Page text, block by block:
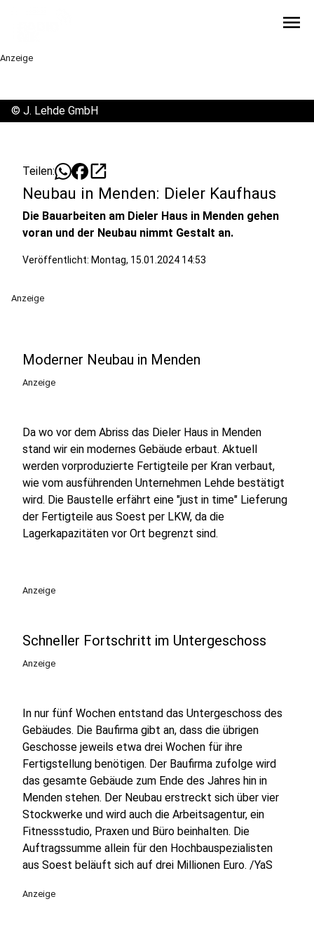
menu
Anzeige
© J. Lehde GmbH
Teilen: open_in_new
Neubau in Menden: Dieler Kaufhaus
Die Bauarbeiten am Dieler Haus in Menden gehen
voran und der Neubau nimmt Gestalt an.
Veröffentlicht: Montag, 15.01.2024 14:53
Anzeige
Moderner Neubau in Menden
Anzeige
Da wo vor dem Abriss das Dieler Haus in Menden
stand wir ein modernes Gebäude erbaut. Aktuell
werden vorproduzierte Fertigteile per Kran verbaut,
wie vom ausführenden Unternehmen Lehde bestätigt
wird. Die Baustelle erfährt eine "just in time" Lieferung
der Fertigteile aus Soest per LKW, da die
Lagerkapazitäten vor Ort begrenzt sind.
Anzeige
Schneller Fortschritt im Untergeschoss
Anzeige
In nur fünf Wochen entstand das Untergeschoss des
Gebäudes. Die Baufirma gibt an, dass die übrigen
Geschosse jeweils etwa drei Wochen für ihre
Fertigstellung benötigen. Der Baufirma zufolge wird
das gesamte Gebäude zum Ende des Jahres hin in
Menden stehen. Der Neubau erstreckt sich über vier
Stockwerke und wird auch die Arbeitsagentur, ein
Fitnessstudio, Praxen und Büro beinhalten. Die
Auftragssumme allein für den Hochbauspezialisten
aus Soest beläuft sich auf drei Millionen Euro. /YaS
Anzeige